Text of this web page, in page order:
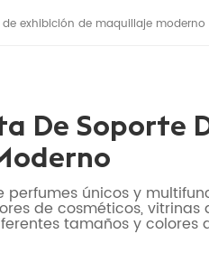
exhibición de maquillaje moderno
De Soporte
perfumes únicos y
de cosméticos, vitrinas
tamaños y colores